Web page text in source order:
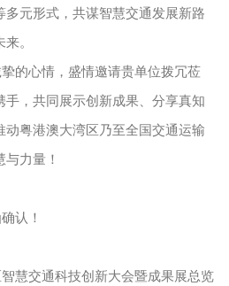
元形式，共谋智慧交通发展新路
。
的心情，盛情邀请贵单位拨冗莅
，共同展示创新成果、分享真知
粤港澳大湾区乃至全国交通运输
力量！
认！
慧交通科技创新大会暨成果展总览